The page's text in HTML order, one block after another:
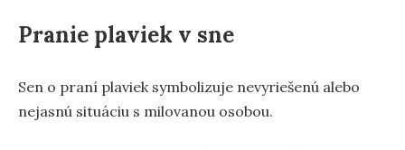
Pranie plaviek v sne
Sen o praní plaviek symbolizuje nevyriešenú alebo
nejasnú situáciu s milovanou osobou.